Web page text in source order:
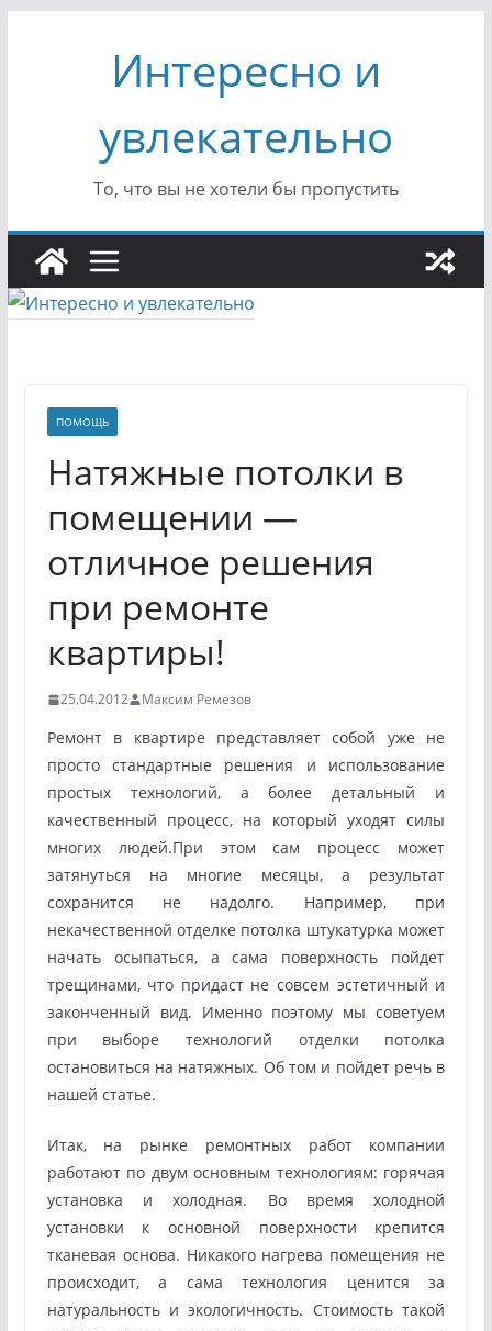
содержимомуИнтересно и
увлекательно
То, что вы не хотели бы пропустить
ПОМОЩЬ
Натяжные потолки в
помещении —
отличное решения
при ремонте
квартиры!
25.04.2012 Максим Ремезов
Ремонт в квартире представляет собой уже не
просто стандартные решения и использование
простых технологий, а более детальный и
качественный процесс, на который уходят силы
многих людей.При этом сам процесс может
затянуться на многие месяцы, а результат
сохранится не надолго. Например, при
некачественной отделке потолка штукатурка может
начать осыпаться, а сама поверхность пойдет
трещинами, что придаст не совсем эстетичный и
законченный вид. Именно поэтому мы советуем
при выборе технологий отделки потолка
остановиться на натяжных. Об том и пойдет речь в
нашей статье.
Итак, на рынке ремонтных работ компании
работают по двум основным технологиям: горячая
установка и холодная. Во время холодной
установки к основной поверхности крепится
тканевая основа. Никакого нагрева помещения не
происходит, а сама технология ценится за
натуральность и экологичность. Стоимость такой